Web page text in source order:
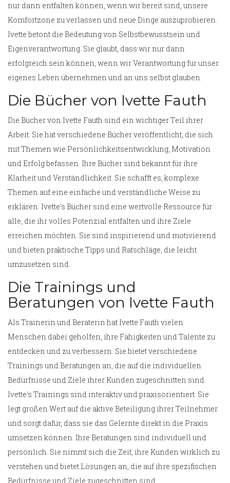
nur dann entfalten können, wenn wir bereit sind, unsere
Komfortzone zu verlassen und neue Dinge auszuprobieren.
Ivette betont die Bedeutung von Selbstbewusstsein und
Eigenverantwortung. Sie glaubt, dass wir nur dann
erfolgreich sein können, wenn wir Verantwortung für unser
eigenes Leben übernehmen und an uns selbst glauben.
Die Bücher von Ivette Fauth
Die Bücher von Ivette Fauth sind ein wichtiger Teil ihrer
Arbeit. Sie hat verschiedene Bücher veröffentlicht, die sich
mit Themen wie Persönlichkeitsentwicklung, Motivation
und Erfolg befassen. Ihre Bücher sind bekannt für ihre
Klarheit und Verständlichkeit. Sie schafft es, komplexe
Themen auf eine einfache und verständliche Weise zu
erklären. Ivette's Bücher sind eine wertvolle Ressource für
alle, die ihr volles Potenzial entfalten und ihre Ziele
erreichen möchten. Sie sind inspirierend und motivierend
und bieten praktische Tipps und Ratschläge, die leicht
umzusetzen sind.
Die Trainings und
Beratungen von Ivette Fauth
Als Trainerin und Beraterin hat Ivette Fauth vielen
Menschen dabei geholfen, ihre Fähigkeiten und Talente zu
entdecken und zu verbessern. Sie bietet verschiedene
Trainings und Beratungen an, die auf die individuellen
Bedürfnisse und Ziele ihrer Kunden zugeschnitten sind.
Ivette's Trainings sind interaktiv und praxisorientiert. Sie
legt großen Wert auf die aktive Beteiligung ihrer Teilnehmer
und sorgt dafür, dass sie das Gelernte direkt in die Praxis
umsetzen können. Ihre Beratungen sind individuell und
persönlich. Sie nimmt sich die Zeit, ihre Kunden wirklich zu
verstehen und bietet Lösungen an, die auf ihre spezifischen
Bedürfnisse und Ziele zugeschnitten sind.